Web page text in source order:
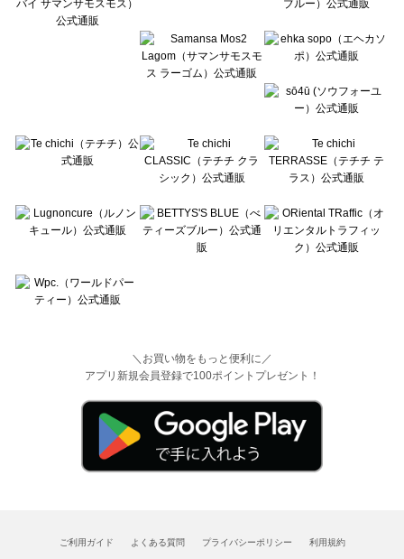
Wpc.（ワールドパーティー）のワンピース一覧
＼お買い物をもっと便利に／
アプリ新規会員登録で100ポイントプレゼント！
ご利用ガイド よくある質問 プライバシーポリシー 利用規約